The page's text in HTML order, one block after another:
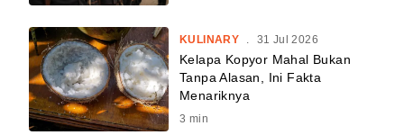
KULINARY 31 Jul 2026
Kelapa Kopyor Mahal Bukan
Tanpa Alasan, Ini Fakta
Menariknya
3 min